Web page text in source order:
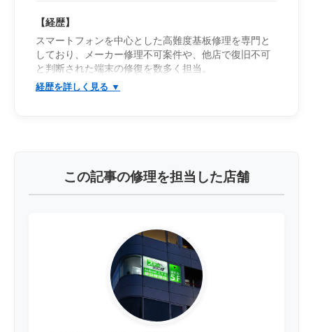
【経歴】
スマートフォンを中心とした高難度基板修理を専門と
しており、メーカー修理不可案件や、他店で復旧不可
と判断された端末の修復を数多く担当。
iPhone・Androidを問わず幅広い機種に対応し、一般的
基板上の電圧ライン解析、リーク調査、ショート箇所
ボールや移植作業にも対応。
回路図・情報が少ない機種においても、実測値や回路
推測から故障箇所を絞り込み、データ保持を前提とし
た復旧を得意としている。
「メーカー修理不可」「データ復旧不可」と案内され
た端末でも、最後まで可能性を追求し、復旧へ繋げる
この記事の修理を担当した店舗